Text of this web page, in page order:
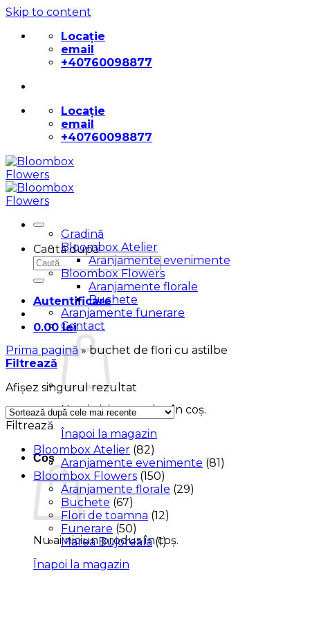
Skip to content
Locație
email
+40760098877
Locație
email
+40760098877
Caută după:
Autentificare
0.00lei
Nu ai niciun produs în coș.
Înapoi la magazin
Coș
Nu ai niciun produs în coș.
Înapoi la magazin
Gradină
Bloombox Atelier
Aranjamente evenimente
Bloombox Flowers
Aranjamente florale
Buchete
Aranjamente funerare
Contact
Prima pagină » buchet de flori cu astilbe
Filtrează
Afișez singurul rezultat
Filtrează
Bloombox Atelier (82)
Aranjamente evenimente (81)
Bloombox Flowers (150)
Aranjamente florale (29)
Buchete (67)
Flori de toamna (12)
Funerare (50)
Marea Bujoreala (1)